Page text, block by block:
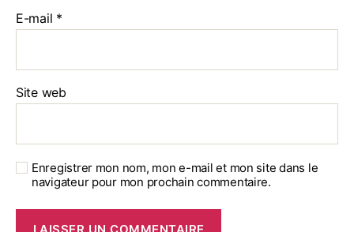
E-mail *
Site web
Enregistrer mon nom, mon e-mail et mon site dans le
navigateur pour mon prochain commentaire.